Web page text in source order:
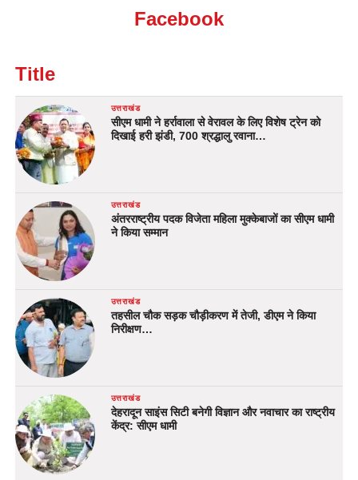
Facebook
Title
उत्तराखंड
सीएम धामी ने हर्रावाला से वेरावल के लिए विशेष ट्रेन को
दिखाई हरी झंडी, 700 श्रद्धालु रवाना…
उत्तराखंड
अंतरराष्ट्रीय पदक विजेता महिला मुक्केबाजों का सीएम धामी
ने किया सम्मान
उत्तराखंड
तहसील चौक सड़क चौड़ीकरण में तेजी, डीएम ने किया
निरीक्षण…
उत्तराखंड
देहरादून साइंस सिटी बनेगी विज्ञान और नवाचार का राष्ट्रीय
केंद्र: सीएम धामी